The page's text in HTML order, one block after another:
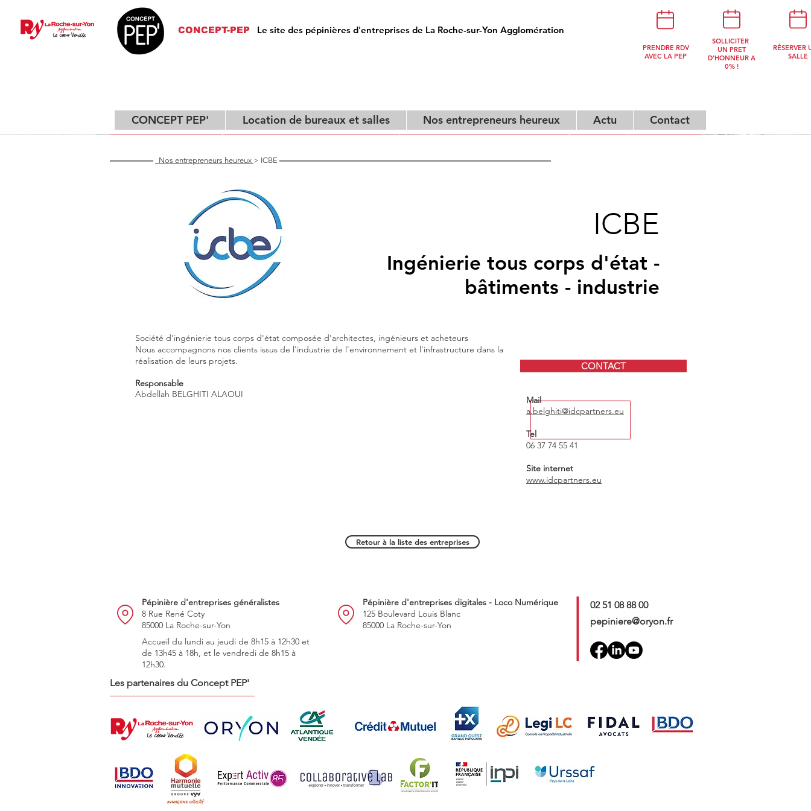
CONCEPT-PEP Le site des pépinières d'entreprises de La Roche-sur-Yon Agglomération
PRENDRE RDV
AVEC LA PEP
SOLLICITER
UN PRET
D'HONNEUR A
0% !
RÉSERVER
SALLE
CONCEPT PEP' Location de bureaux et salles Nos entrepreneurs heureux Actu Contact
CONCEPT PEP' Location de bureaux et salles Nos entrepreneurs heureux Actu Contact
ICBE
Ingénierie tous corps d'état -
bâtiments - industrie
Nos entrepreneurs heureux > ICBE
Société d'ingénierie tous corps d'état composée d'architectes, ingénieurs et acheteurs
Nous accompagnons nos clients issus de l'industrie de l'environnement et l'infrastructure dans la
réalisation de leurs projets.
Responsable
Abdellah BELGHITI ALAOUI
CONTACT
Mail
a.belghiti@idcpartners.eu
Tel
06 37 74 55 41
Site internet
www.idcpartners.eu
Retour à la liste des entreprises
Pépinière d'entreprises généralistes
8 Rue René Coty
85000 La Roche-sur-Yon
Accueil du lundi au jeudi de 8h15 à 12h30 et
de 13h45 à 18h, et le vendredi de 8h15 à
12h30.
Pépinière d'entreprises digitales - Loco Numérique
125 Boulevard Louis Blanc
85000 La Roche-sur-Yon
02 51 08 88 00
pepiniere@oryon.fr
Les partenaires du Concept PEP'